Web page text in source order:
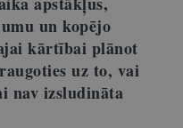
un kopējo
kārtībai plānot
uz to, vai
nav izsludināta